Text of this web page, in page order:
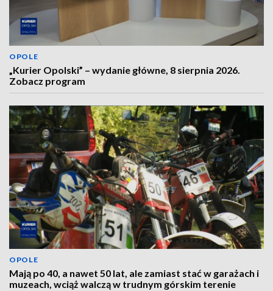
OPOLE
„Kurier Opolski” – wydanie główne, 8 sierpnia 2026.
Zobacz program
OPOLE
Mają po 40, a nawet 50 lat, ale zamiast stać w garażach i
muzeach, wciąż walczą w trudnym górskim terenie